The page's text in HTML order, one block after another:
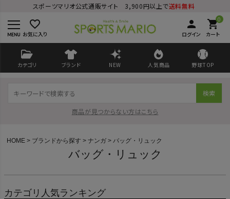
スポーツマリオ公式通販サイト 3,900円以上で送料無料
favorite_border
お気に入り
person
ログイン
0
shopping_cart
カート
カテゴリ ブランド NEW 人気商品 野球TOP
検索
商品が見つからない方はこちら
HOME ブランドから探す ナンガ バッグ・リュック
バッグ・リュック
カテゴリ人気ランキング